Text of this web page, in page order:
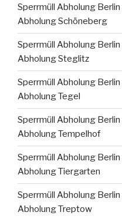
Sperrmüll Abholung
Abholung Schöneberg
Sperrmüll Abholung
Abholung Steglitz
Sperrmüll Abholung
Abholung Tegel
Sperrmüll Abholung
Abholung Tempelhof
Sperrmüll Abholung
Abholung Tiergarten
Sperrmüll Abholung
Abholung Treptow